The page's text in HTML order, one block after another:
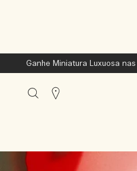
Ganhe Miniatura Luxuosa
Stores